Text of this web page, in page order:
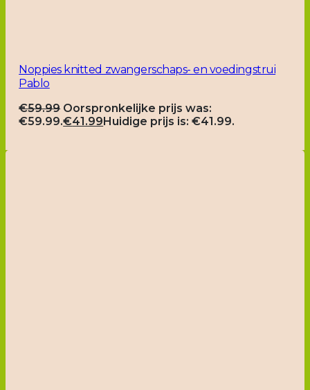
Noppies knitted zwangerschaps- en voedingstrui
Pablo
€59.99 Oorspronkelijke prijs was:
€59.99.€41.99 Huidige prijs is: €41.99.